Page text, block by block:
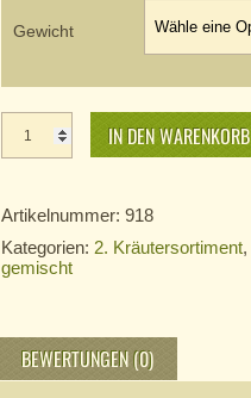
Gewicht
Kräutertee
Nr. 918
IN DEN WARENKORB
Artikelnummer: 918
Kategorien: 2. Kräutersortiment,
gemischt
BEWERTUNGEN (0)